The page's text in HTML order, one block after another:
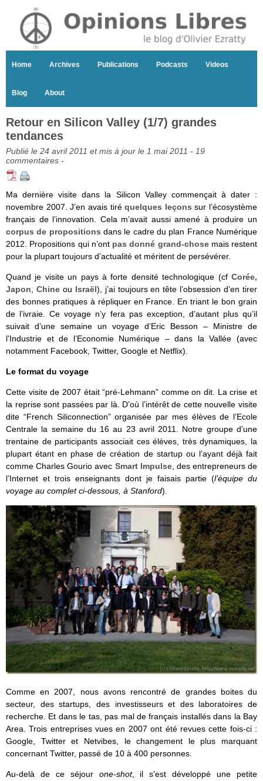
Home Archives Publications Podcasts Videos
Blog About
Retour en Silicon Valley (1/7) grandes
tendances
Publié le 24 avril 2011 et mis à jour le 1 mai 2011 - 19
commentaires -
Ma dernière visite dans la Silicon Valley commençait à dater :
novembre 2007. J’en avais tiréquelques leçons sur l’écosystème
français de l’innovation. Cela m’avait aussi amené à produire un
corpus de propositions dans le cadre du plan France Numérique
2012. Propositions qui n’ont pas donné grand-chosemais restent
pour la plupart toujours d’actualité et méritent de persévérer.
Quand je visite un pays à forte densité technologique (cf Corée,
Japon
Chineou Israël), j’ai toujours en tête l’obsession d’en tirer
des bonnes pratiques à répliquer en France. En triant le bon grain
de l’ivraie. Ce voyage n’y fera pas exception, d’autant plus qu’il
suivait d’une semaine un voyage d’Eric Besson – Ministre de
l’Industrie et de l’Economie Numérique – dans la Vallée (avec
notamment Facebook, Twitter, Google et Netflix).
Le format du voyage
Cette visite de 2007 était “pré-Lehmann” comme on dit. La crise et
la reprise sont passées par là. D’où l’intérêt de cette nouvelle visite
dite “French Siliconnection” organisée par mes élèves de l’Ecole
Centrale la semaine du 16 au 23 avril 2011. Notre groupe d’une
trentaine de participants associait ces élèves, très dynamiques, la
plupart étant en phase de création de startup ou l’ayant déjà fait
comme Charles Gourio avec Smart Impulse, des entrepreneurs de
l’Internet et trois enseignants dont je faisais partie (l’équipe du
voyage au complet ci-dessous, à Stanford).
Comme en 2007, nous avons rencontré de grandes boites du
secteur, des startups, des investisseurs et des laboratoires de
recherche. Et dans le tas, pas mal de français installés dans la Bay
Area. Trois entreprises vues en 2007 ont été revues cette fois-ci :
Google, Twitter et Netvibes, le changement le plus marquant
concernant Twitter, passé de 10 à 400 personnes.
Au-delà de ce séjour one-shot, il s’est développé une petite